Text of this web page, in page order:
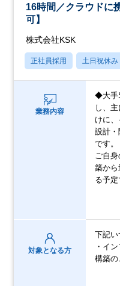
16時間／クラウドに
可】
株式会社KSK
正社員採用 土日祝休み
業務内容
◆大手
し、
けに
設計
です。
ご自
築か
る予定
対象となる方
下記
・イ
構築